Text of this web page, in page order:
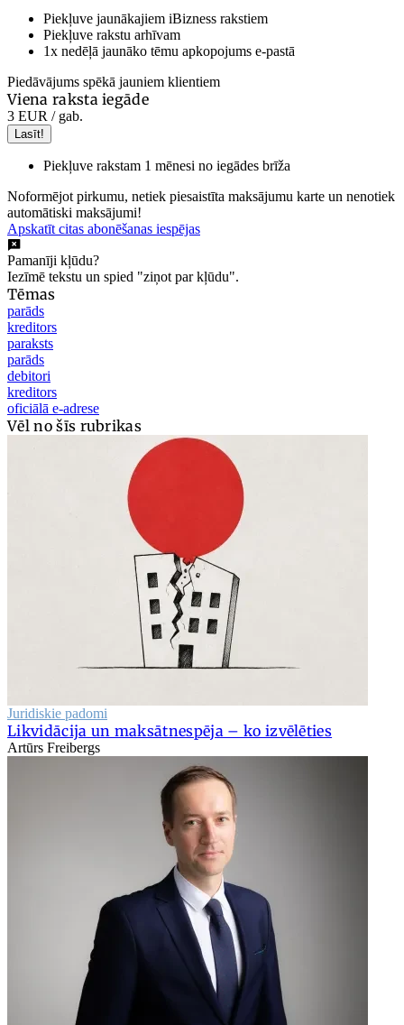
Piekļuve jaunākajiem iBizness rakstiem
Piekļuve rakstu arhīvam
1x nedēļā jaunāko tēmu apkopojums e-pastā
Piedāvājums spēkā jauniem klientiem
Viena raksta iegāde
3 EUR / gab.
Lasīt!
Piekļuve rakstam 1 mēnesi no iegādes brīža
Noformējot pirkumu, netiek piesaistīta maksājumu karte un nenotiek
automātiski maksājumi!
Apskatīt citas abonēšanas iespējas
Pamanīji kļūdu?
Iezīmē tekstu un spied "ziņot par kļūdu".
Tēmas
parāds
kreditors
paraksts
parāds
debitori
kreditors
oficiālā e-adrese
Vēl no šīs rubrikas
Juridiskie padomi
Likvidācija un maksātnespēja – ko izvēlēties
Artūrs Freibergs